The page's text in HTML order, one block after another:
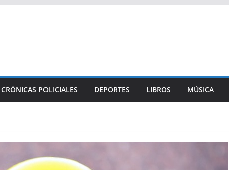
CRÓNICAS POLICIALES DEPORTES LIBROS MÚSICA